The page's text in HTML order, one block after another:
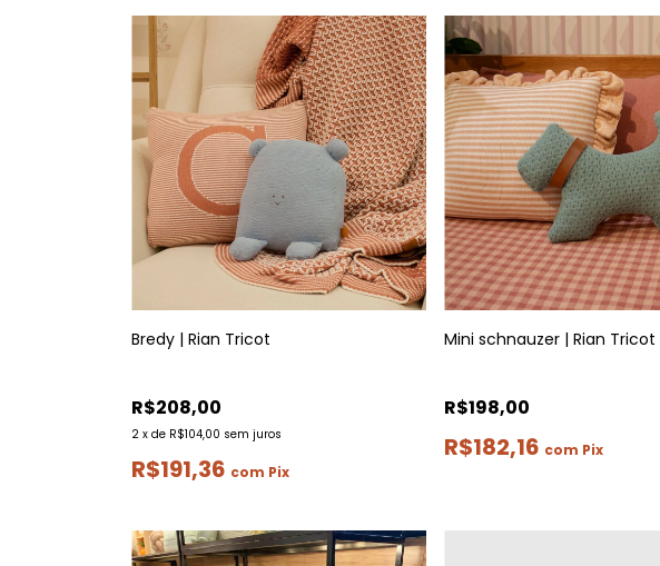
Bredy | Rian Tricot
R$208,00
2 x de R$104,00 sem juros
R$191,36 com Pix
Mini schnauzer | Rian Tricot
R$198,00
R$182,16 com Pix